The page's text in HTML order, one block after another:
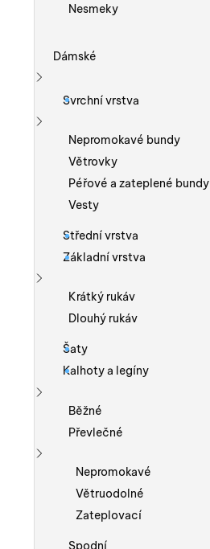
Nesmeky
Dámské
Zobrazit více
Svrchní vrstva
Zobrazit více
Nepromokavé bundy
Větrovky
Péřové a zateplené bundy
Vesty
Střední vrstva
Základní vrstva
Zobrazit více
Krátký rukáv
Dlouhý rukáv
Šaty
Kalhoty a legíny
Zobrazit více
Běžné
Převlečné
Zobrazit více
Nepromokavé
Větruodolné
Zateplovací
Spodní